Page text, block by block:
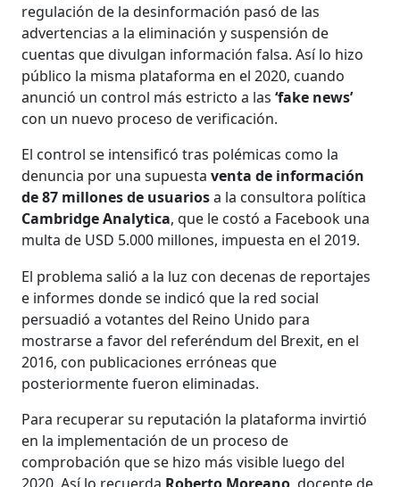
regulación de la desinformación pasó de las
advertencias a la eliminación y suspensión de
cuentas que divulgan información falsa. Así lo hizo
público la misma plataforma en el 2020, cuando
anunció un control más estricto a las‘fake news’
con un nuevo proceso de verificación.
El control se intensificó tras polémicas como la
denuncia por una supuesta venta de información
de 87 millones de usuariosa la consultora política
Cambridge Analytica, que le costó a Facebook una
multa de USD 5.000 millones, impuesta en el 2019.
El problema salió a la luz con decenas de reportajes
e informes donde se indicó que la red social
persuadió a votantes del Reino Unido para
mostrarse a favor del referéndum del Brexit, en el
2016, con publicaciones erróneas que
posteriormente fueron eliminadas.
Para recuperar su reputación la plataforma invirtió
en la implementación de un proceso de
comprobación que se hizo más visible luego del